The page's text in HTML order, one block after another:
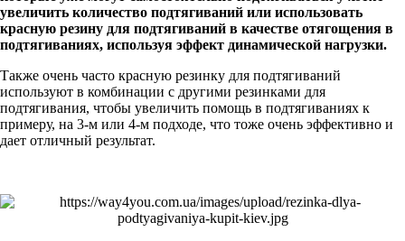
увеличить количество подтягиваний или использовать
красную резину для подтягиваний в качестве отягощения в
подтягиваниях, используя эффект динамической нагрузки.
Также очень часто красную резинку для подтягиваний
используют в комбинации с другими резинками для
подтягивания, чтобы увеличить помощь в подтягиваниях к
примеру, на 3-м или 4-м подходе, что тоже очень эффективно и
дает отличный результат.